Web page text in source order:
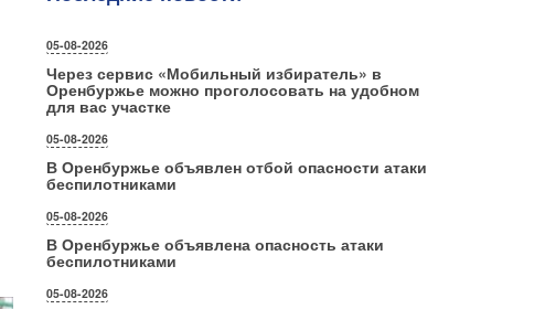
05-08-2026
Через сервис «Мобильный избиратель» в
Оренбуржье можно проголосовать на удобном
для вас участке
05-08-2026
В Оренбуржье объявлен отбой опасности атаки
беспилотниками
05-08-2026
В Оренбуржье объявлена опасность атаки
беспилотниками
05-08-2026